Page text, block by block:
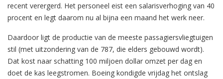
recent verergerd. Het personeel eist een salarisverhoging van 40
procent en legt daarom nu al bijna een maand het werk neer.
Daardoor ligt de productie van de meeste passagiersvliegtuigen
stil (met uitzondering van de 787, die elders gebouwd wordt).
Dat kost naar schatting 100 miljoen dollar omzet per dag en
doet de kas leegstromen. Boeing kondigde vrijdag het ontslag